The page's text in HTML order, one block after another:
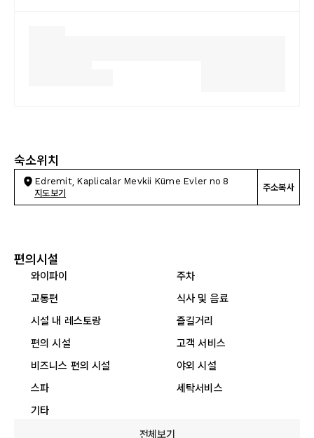
숙소위치
Edremit, Kaplicalar Mevkii Küme Evler no 8
지도보기
주소복사
편의시설
와이파이
주차
교통편
식사 및 음료
시설 내 레스토랑
즐길거리
편의 시설
고객 서비스
비즈니스 편의 시설
야외 시설
스파
세탁서비스
기타
전체보기